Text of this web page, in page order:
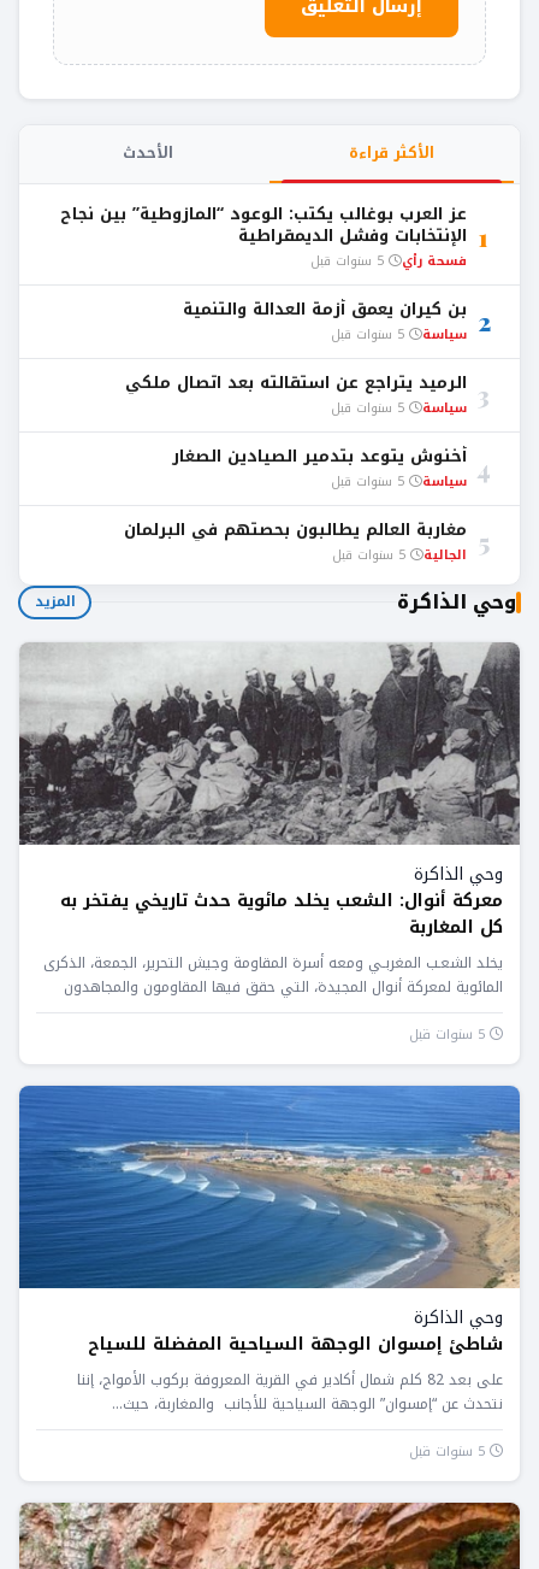
الأكثر قراءة الأحدث
1
عز العرب بوغالب يكتب: الوعود “المازوطية” بين نجاح
الإنتخابات وفشل الديمقراطية
فسحة رأي
2 بن كيران يعمق أزمة العدالة والتنمية
سياسة
3 الرميد يتراجع عن استقالته بعد اتصال ملكي
سياسة
4 أخنوش يتوعد بتدمير الصيادين الصغار
سياسة
5 مغاربة العالم يطالبون بحصتهم في البرلمان
الجالية
وحي الذاكرة المزيد
وحي الذاكرة
معركة أنوال: الشعب يخلد مائوية حدث تاريخي يفتخر به
كل المغاربة
يخلد الشعـب المغربـي ومعه أسرة المقاومة وجيش التحرير، الجمعة، الذكرى
المائوية لمعركة أنوال المجيدة، التي حقق فيها المقاومون والمجاهدون
المغاربة...
وحي الذاكرة
شاطئ إمسوان الوجهة السياحية المفضلة للسياح
على بعد 82 كلم شمال أكادير في القرية المعروفة بركوب الأمواج، إننا
نتحدث عن “إمسوان” الوجهة السياحية للأجانب والمغاربة، حيث...